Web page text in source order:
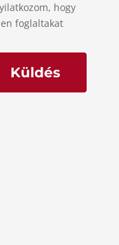
hogy
foglaltakat
Küldés